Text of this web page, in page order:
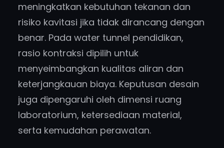
meningkatkan kebutuhan tekanan dan
risiko kavitasi jika tidak dirancang dengan
benar. Pada water tunnel pendidikan,
rasio kontraksi dipilih untuk
menyeimbangkan kualitas aliran dan
keterjangkauan biaya. Keputusan desain
juga dipengaruhi oleh dimensi ruang
laboratorium, ketersediaan material,
serta kemudahan perawatan.